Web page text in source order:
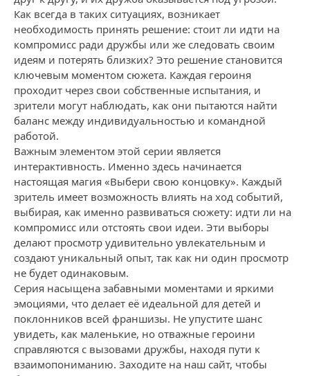
Как всегда в таких ситуациях, возникает
необходимость принять решение: стоит ли идти на
компромисс ради дружбы или же следовать своим
идеям и потерять близких? Это решение становится
ключевым моментом сюжета. Каждая героиня
проходит через свои собственные испытания, и
зрители могут наблюдать, как они пытаются найти
баланс между индивидуальностью и командной
работой.
Важным элементом этой серии является
интерактивность. Именно здесь начинается
настоящая магия «Выбери свою концовку». Каждый
зритель имеет возможность влиять на ход событий,
выбирая, как именно развиваться сюжету: идти ли на
компромисс или отстоять свои идеи. Эти выборы
делают просмотр удивительно увлекательным и
создают уникальный опыт, так как ни один просмотр
не будет одинаковым.
Серия насыщена забавными моментами и яркими
эмоциями, что делает её идеальной для детей и
поклонников всей франшизы. Не упустите шанс
увидеть, как маленькие, но отважные героини
справляются с вызовами дружбы, находя пути к
взаимопониманию. Заходите на наш сайт, чтобы